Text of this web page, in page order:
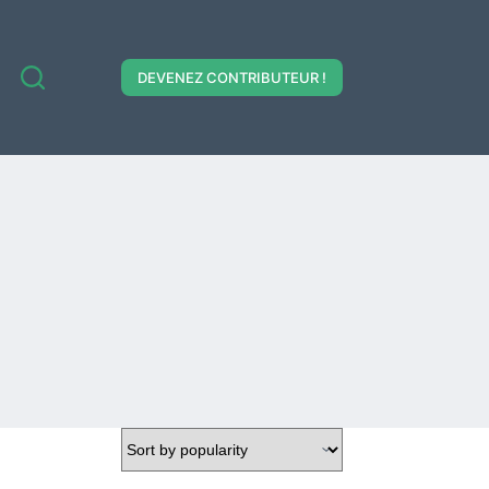
DEVENEZ CONTRIBUTEUR !